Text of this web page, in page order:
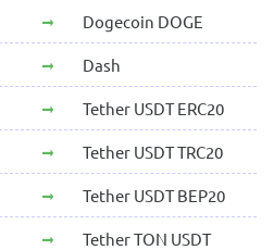
Dogecoin DOGE
Dash
Tether USDT ERC20
Tether USDT TRC20
Tether USDT BEP20
Tether TON USDT